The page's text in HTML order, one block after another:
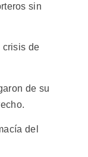
sin
crisis de
de su
del